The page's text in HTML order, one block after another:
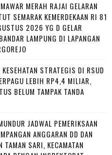
MERAH RAJAI GELARAN
SEMARAK KEMERDEKAAN RI 81
2026 YG D GELAR
LAMPUNG DI LAPANGAN
STRATEGIS DI RSUD
LEBIH RP4,4 MILIAR,
BELUM TAMPAK TANDA
JADWAL PEMERIKSAAN
ANGGARAN DD DAN
TAMAN SARI, KECAMATAN